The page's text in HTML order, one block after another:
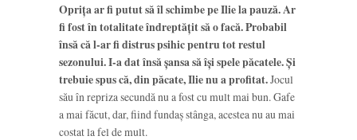
Oprița ar fi putut să îl schimbe pe Ilie la pauză. Ar
fi fost în totalitate îndreptățit să o facă. Probabil
însă că l-ar fi distrus psihic pentru tot restul
sezonului. I-a dat însă șansa să își spele păcatele. Și
trebuie spus că, din păcate, Ilie nu a profitat.Jocul
său în repriza secundă nu a fost cu mult mai bun. Gafe
a mai făcut, dar, fiind fundaș stânga, acestea nu au mai
costat la fel de mult.